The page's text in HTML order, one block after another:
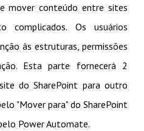
mover conteúdo entre sites
complicados. Os usuários
às estruturas, permissões
Esta parte fornecerá 2
do SharePoint para outro
"Mover para" do SharePoint
Power Automate.